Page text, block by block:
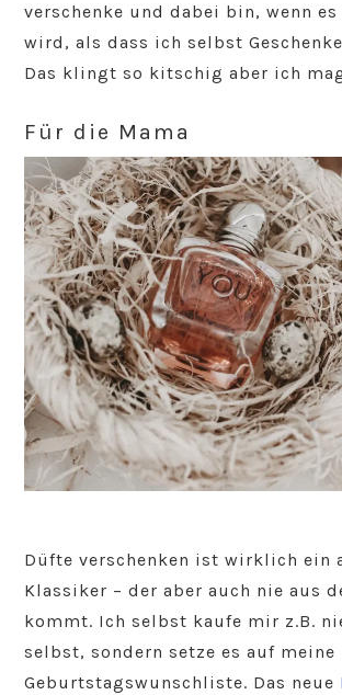
verschenke und dabei bin, wenn
wird, als dass ich selbst
Das klingt so kitschig aber ich
Für die Mama
Düfte verschenken ist wirklich ein
Klassiker – der aber auch nie aus
kommt. Ich selbst kaufe mir z.B.
selbst, sondern setze es auf meine
Geburtstagswunschliste. Das neue